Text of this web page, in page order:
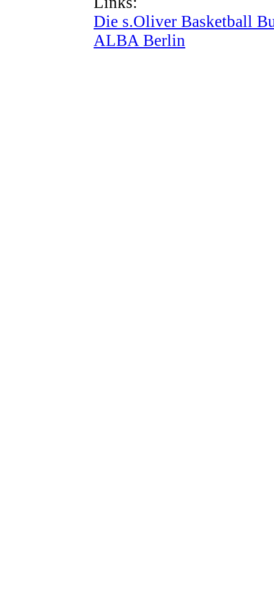
Die s.Oliver Basketball
ALBA Berlin